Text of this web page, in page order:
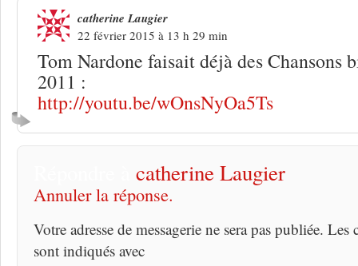
catherine Laugier
22 février 2015 à 13 h 29 min
Tom Nardone faisait déjà des Chansons
2011 :
http://youtu.be/wOnsNyOa5Ts
catherine Laugier
Annuler la réponse.
Votre adresse de messagerie ne sera pas publiée.
sont indiqués avec